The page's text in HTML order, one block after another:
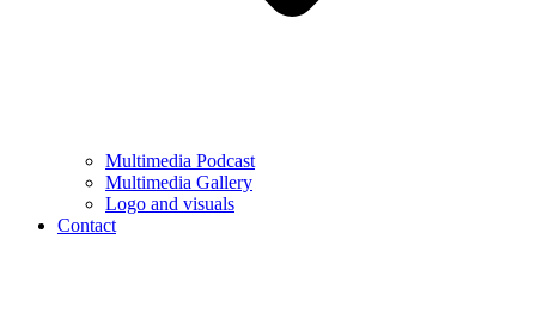
Multimedia Podcast
Multimedia Gallery
Logo and visuals
Contact